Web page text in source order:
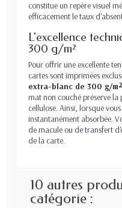
constitue un repère visuel
efficacement le taux
L'excellence
300 g/m²
Pour offrir une excellente
cartes sont imprimées
extra-blanc de 300 g/m²
mat non couché préserve
cellulose. Ainsi, lorsque
instantanément absorbée.
de macule ou de transfert
de la carte.
10 autres
catégorie :